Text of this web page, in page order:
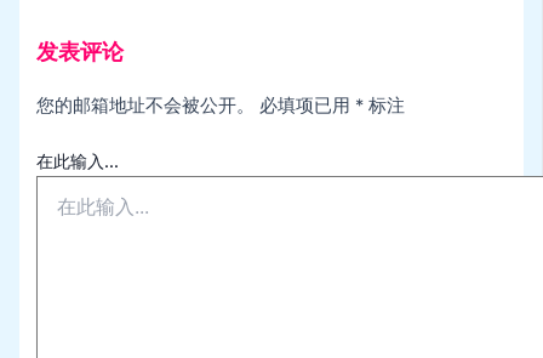
发表评论
您的邮箱地址不会被公开。 必填项已用 * 标注
在此输入...